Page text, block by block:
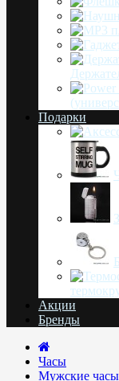
Подарки
Акции
Бренды
Часы
Мужские часы